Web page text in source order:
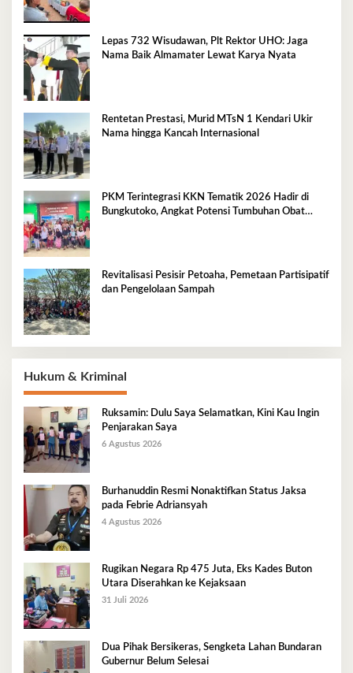
Lepas 732 Wisudawan, Plt Rektor UHO: Jaga
Nama Baik Almamater Lewat Karya Nyata
Rentetan Prestasi, Murid MTsN 1 Kendari Ukir
Nama hingga Kancah Internasional
PKM Terintegrasi KKN Tematik 2026 Hadir di
Bungkutoko, Angkat Potensi Tumbuhan Obat
Revitalisasi Pesisir Petoaha, Pemetaan Partisipatif
dan Pengelolaan Sampah
Hukum & Kriminal
Ruksamin: Dulu Saya Selamatkan, Kini Kau Ingin
Penjarakan Saya
6 Agustus 2026
Burhanuddin Resmi Nonaktifkan Status Jaksa
pada Febrie Adriansyah
4 Agustus 2026
Rugikan Negara Rp 475 Juta, Eks Kades Buton
Utara Diserahkan ke Kejaksaan
31 Juli 2026
Dua Pihak Bersikeras, Sengketa Lahan Bundaran
Gubernur Belum Selesai